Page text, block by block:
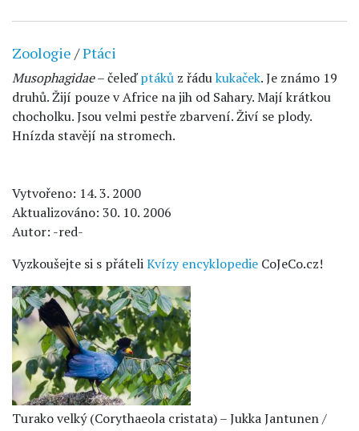
Zoologie /Ptáci
Musophagidae– čeleďptáků z řádukukaček. Je známo 19
druhů. Žijí pouze v Africe na jih od Sahary. Mají krátkou
chocholku. Jsou velmi pestře zbarvení. Živí se plody.
Hnízda stavějí na stromech.
Vytvořeno: 14. 3. 2000
Aktualizováno: 30. 10. 2006
Autor: -red-
Vyzkoušejte si s přáteliKvízy encyklopedie CoJeCo.cz!
Turako velký (Corythaeola cristata) – Jukka Jantunen /